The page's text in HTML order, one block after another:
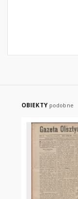
OBIEKTY podobne